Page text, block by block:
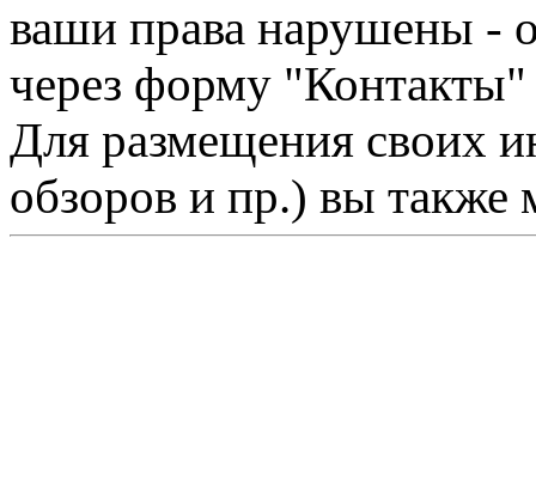
ваши права нарушены -
через форму "Контакты"
Для размещения своих
обзоров и пр.) вы также